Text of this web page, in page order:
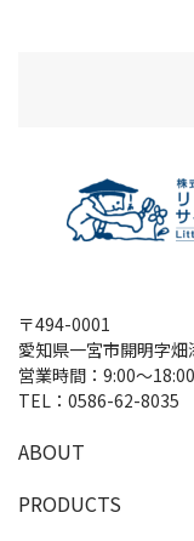
〒494-0001
愛知県一宮市開明字畑
営業時間：9:00～
TEL： 0586-62-8035
ABOUT
PRODUCTS